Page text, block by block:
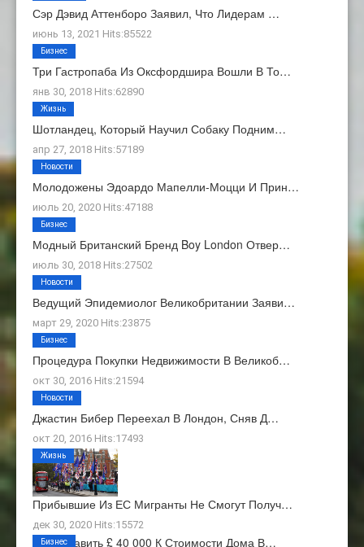
Сэр Дэвид Аттенборо Заявил, Что Лидерам …
июнь 13, 2021 Hits:85522
Три Гастропаба Из Оксфордшира Вошли В То…
янв 30, 2018 Hits:62890
Бизнес
Шотландец, Который Научил Собаку Подним…
апр 27, 2018 Hits:57189
Жизнь
Молодожены Эдоардо Мапелли-Моцци И Прин…
июль 20, 2020 Hits:47188
Новости
Модный Британский Бренд Boy London Отвер…
июль 30, 2018 Hits:27502
Бизнес
Ведущий Эпидемиолог Великобритании Заяви…
март 29, 2020 Hits:23875
Новости
Процедура Покупки Недвижимости В Великоб…
окт 30, 2016 Hits:21594
Бизнес
Джастин Бибер Переехал В Лондон, Сняв Д…
окт 20, 2016 Hits:17493
Новости
Прибывшие Из ЕС Мигранты Не Смогут Получ…
дек 30, 2020 Hits:15572
Жизнь
Как Добавить £ 40 000 К Стоимости Дома В…
Бизнес